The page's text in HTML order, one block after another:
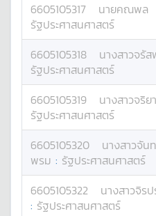
6605105317 นายคณพล
รัฐประศาสนศาสตร์
6605105318 นางสาวจรัส
รัฐประศาสนศาสตร์
6605105319 นางสาวจริย
รัฐประศาสนศาสตร์
6605105320 นางสาวจัน
พรม : รัฐประศาสนศาสตร์
6605105322 นางสาวจิรป
: รัฐประศาสนศาสตร์